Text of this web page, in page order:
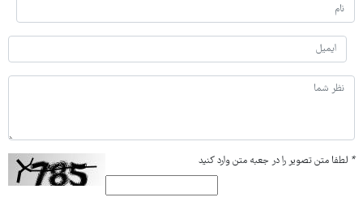
* لطفا متن تصویر را در جعبه متن وارد کنید